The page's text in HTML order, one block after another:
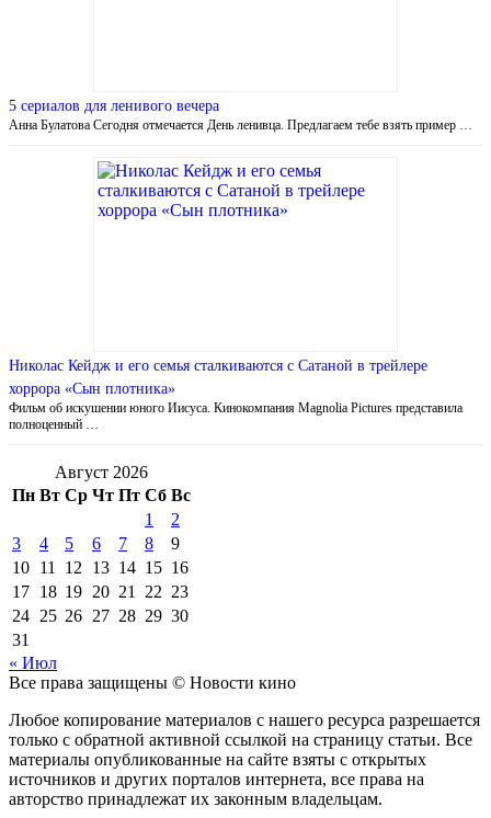
5 сериалов для ленивого вечера
Анна Булатова Сегодня отмечается День ленивца. Предлагаем тебе взять пример …
Николас Кейдж и его семья сталкиваются с Сатаной в трейлере
хоррора «Сын плотника»
Фильм об искушении юного Иисуса. Кинокомпания Magnolia Pictures представила
полноценный …
Август 2026
Пн Вт Ср Чт Пт Сб Вс
1
2
3
4 5 6 7 8
9
10 11 12 13 14 15 16
17 18 19 20 21 22 23
24 25 26 27 28 29 30
31
« Июл
Все права защищены © Новости кино
Любое копирование материалов с нашего ресурса разрешается
только с обратной активной ссылкой на страницу статьи. Все
материалы опубликованные на сайте взяты с открытых
источников и других порталов интернета, все права на
авторство принадлежат их законным владельцам.